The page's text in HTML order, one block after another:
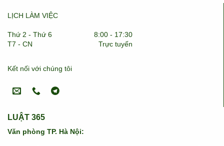
LỊCH LÀM VIỆC
Thứ 2 - Thứ 6
8:00 - 17:30
T7 - CN
Trực tuyến
Kết nối với chúng tôi
LUẬT 365
Văn phòng TP. Hà Nội: